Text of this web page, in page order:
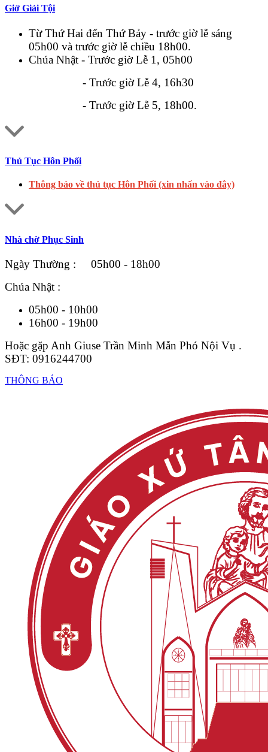
Giờ Giải Tội
Từ Thứ Hai đến Thứ Bảy - trước giờ lễ sáng
05h00 và trước giờ lễ chiều 18h00.
Chúa Nhật - Trước giờ Lễ 1, 05h00
- Trước giờ Lễ 4, 16h30
- Trước giờ Lễ 5, 18h00.
Thủ Tục Hôn Phối
Thông báo về thủ tục Hôn Phối (xin nhấn vào đây)
Nhà chờ Phục Sinh
Ngày Thường : 05h00 - 18h00
Chúa Nhật :
05h00 - 10h00
16h00 - 19h00
Hoặc gặp Anh Giuse Trần Minh Mẫn Phó Nội Vụ .
SĐT: 0916244700
THÔNG BÁO